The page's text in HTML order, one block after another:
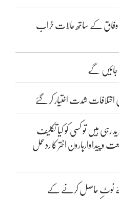
کہ وفاق کے ساتھ حالات خراب
گے
اختلافات شدت اختیار کر گئے
رہی ہیں تو کسی کو کیا تکلیف
اختر کا ردعمل
نوٹ حاصل کرنے کے